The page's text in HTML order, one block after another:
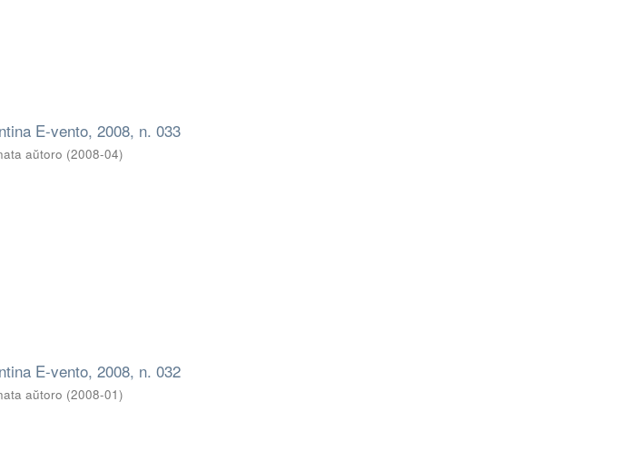
E-vento, 2008, n. 033
aŭtoro (2008-04)
E-vento, 2008, n. 032
aŭtoro (2008-01)